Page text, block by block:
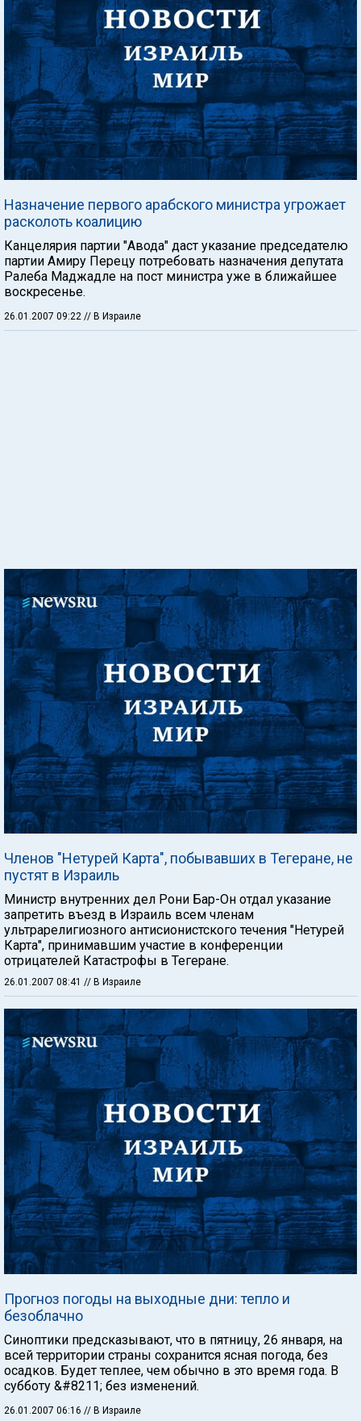
Назначение первого арабского министра угрожает
расколоть коалицию
Канцелярия партии "Авода" даст указание председателю
партии Амиру Перецу потребовать назначения депутата
Ралеба Маджадле на пост министра уже в ближайшее
воскресенье.
26.01.2007 09:22 // В Израиле
Членов "Нетурей Карта", побывавших в Тегеране, не
пустят в Израиль
Министр внутренних дел Рони Бар-Он отдал указание
запретить въезд в Израиль всем членам
ультрарелигиозного антисионистского течения "Нетурей
Карта", принимавшим участие в конференции
отрицателей Катастрофы в Тегеране.
26.01.2007 08:41 // В Израиле
Прогноз погоды на выходные дни: тепло и
безоблачно
Синоптики предсказывают, что в пятницу, 26 января, на
всей территории страны сохранится ясная погода, без
осадков. Будет теплее, чем обычно в это время года. В
субботу &#8211; без изменений.
26.01.2007 06:16 // В Израиле